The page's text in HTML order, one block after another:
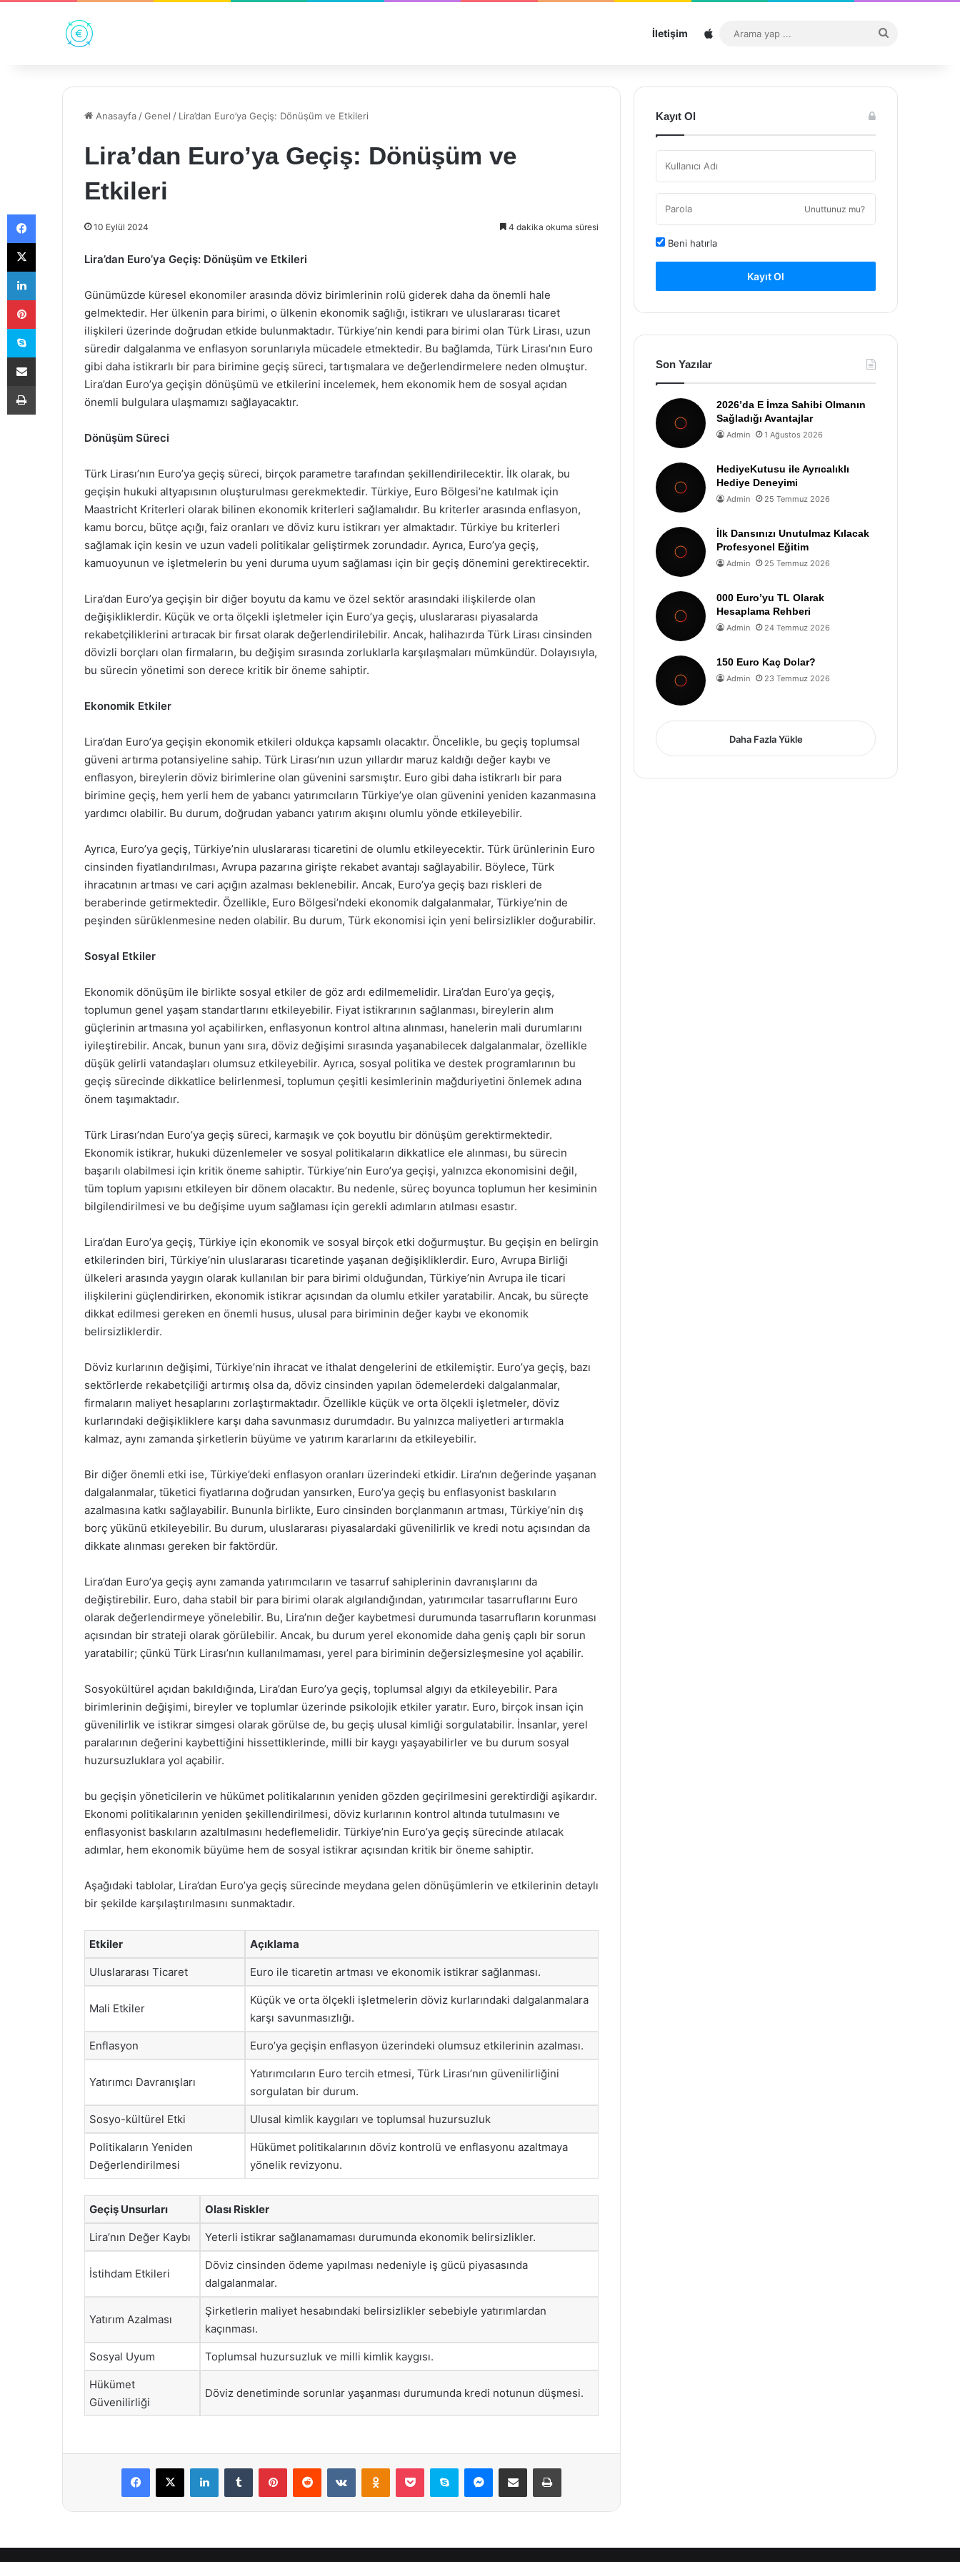
İletişim Sitemap
...
Anasayfa /Genel / Lira’dan Euro’ya Geçiş: Dönüşüm ve Etkileri
Lira’dan Euro’ya Geçiş: Dönüşüm ve
Etkileri
10 Eylül 2024 4 dakika okuma süresi
Lira’dan Euro’ya Geçiş: Dönüşüm ve Etkileri
Günümüzde küresel ekonomiler arasında döviz birimlerinin rolü giderek daha da önemli hale
gelmektedir. Her ülkenin para birimi, o ülkenin ekonomik sağlığı, istikrarı ve uluslararası ticaret
ilişkileri üzerinde doğrudan etkide bulunmaktadır. Türkiye’nin kendi para birimi olan Türk Lirası, uzun
süredir dalgalanma ve enflasyon sorunlarıyla mücadele etmektedir. Bu bağlamda, Türk Lirası’nın Euro
gibi daha istikrarlı bir para birimine geçiş süreci, tartışmalara ve değerlendirmelere neden olmuştur.
Lira’dan Euro’ya geçişin dönüşümü ve etkilerini incelemek, hem ekonomik hem de sosyal açıdan
önemli bulgulara ulaşmamızı sağlayacaktır.
Dönüşüm Süreci
Türk Lirası’nın Euro’ya geçiş süreci, birçok parametre tarafından şekillendirilecektir. İlk olarak, bu
geçişin hukuki altyapısının oluşturulması gerekmektedir. Türkiye, Euro Bölgesi’ne katılmak için
Maastricht Kriterleri olarak bilinen ekonomik kriterleri sağlamalıdır. Bu kriterler arasında enflasyon,
kamu borcu, bütçe açığı, faiz oranları ve döviz kuru istikrarı yer almaktadır. Türkiye bu kriterleri
sağlamak için kesin ve uzun vadeli politikalar geliştirmek zorundadır. Ayrıca, Euro’ya geçiş,
kamuoyunun ve işletmelerin bu yeni duruma uyum sağlaması için bir geçiş dönemini gerektirecektir.
Lira’dan Euro’ya geçişin bir diğer boyutu da kamu ve özel sektör arasındaki ilişkilerde olan
değişikliklerdir. Küçük ve orta ölçekli işletmeler için Euro’ya geçiş, uluslararası piyasalarda
rekabetçiliklerini artıracak bir fırsat olarak değerlendirilebilir. Ancak, halihazırda Türk Lirası cinsinden
dövizli borçları olan firmaların, bu değişim sırasında zorluklarla karşılaşmaları mümkündür. Dolayısıyla,
bu sürecin yönetimi son derece kritik bir öneme sahiptir.
Ekonomik Etkiler
Lira’dan Euro’ya geçişin ekonomik etkileri oldukça kapsamlı olacaktır. Öncelikle, bu geçiş toplumsal
güveni artırma potansiyeline sahip. Türk Lirası’nın uzun yıllardır maruz kaldığı değer kaybı ve
enflasyon, bireylerin döviz birimlerine olan güvenini sarsmıştır. Euro gibi daha istikrarlı bir para
birimine geçiş, hem yerli hem de yabancı yatırımcıların Türkiye’ye olan güvenini yeniden kazanmasına
yardımcı olabilir. Bu durum, doğrudan yabancı yatırım akışını olumlu yönde etkileyebilir.
Ayrıca, Euro’ya geçiş, Türkiye’nin uluslararası ticaretini de olumlu etkileyecektir. Türk ürünlerinin Euro
cinsinden fiyatlandırılması, Avrupa pazarına girişte rekabet avantajı sağlayabilir. Böylece, Türk
ihracatının artması ve cari açığın azalması beklenebilir. Ancak, Euro’ya geçiş bazı riskleri de
beraberinde getirmektedir. Özellikle, Euro Bölgesi’ndeki ekonomik dalgalanmalar, Türkiye’nin de
peşinden sürüklenmesine neden olabilir. Bu durum, Türk ekonomisi için yeni belirsizlikler doğurabilir.
Sosyal Etkiler
Ekonomik dönüşüm ile birlikte sosyal etkiler de göz ardı edilmemelidir. Lira’dan Euro’ya geçiş,
toplumun genel yaşam standartlarını etkileyebilir. Fiyat istikrarının sağlanması, bireylerin alım
güçlerinin artmasına yol açabilirken, enflasyonun kontrol altına alınması, hanelerin mali durumlarını
iyileştirebilir. Ancak, bunun yanı sıra, döviz değişimi sırasında yaşanabilecek dalgalanmalar, özellikle
düşük gelirli vatandaşları olumsuz etkileyebilir. Ayrıca, sosyal politika ve destek programlarının bu
geçiş sürecinde dikkatlice belirlenmesi, toplumun çeşitli kesimlerinin mağduriyetini önlemek adına
önem taşımaktadır.
Türk Lirası’ndan Euro’ya geçiş süreci, karmaşık ve çok boyutlu bir dönüşüm gerektirmektedir.
Ekonomik istikrar, hukuki düzenlemeler ve sosyal politikaların dikkatlice ele alınması, bu sürecin
başarılı olabilmesi için kritik öneme sahiptir. Türkiye’nin Euro’ya geçişi, yalnızca ekonomisini değil,
tüm toplum yapısını etkileyen bir dönem olacaktır. Bu nedenle, süreç boyunca toplumun her kesiminin
bilgilendirilmesi ve bu değişime uyum sağlaması için gerekli adımların atılması esastır.
Lira’dan Euro’ya geçiş, Türkiye için ekonomik ve sosyal birçok etki doğurmuştur. Bu geçişin en belirgin
etkilerinden biri, Türkiye’nin uluslararası ticaretinde yaşanan değişikliklerdir. Euro, Avrupa Birliği
ülkeleri arasında yaygın olarak kullanılan bir para birimi olduğundan, Türkiye’nin Avrupa ile ticari
ilişkilerini güçlendirirken, ekonomik istikrar açısından da olumlu etkiler yaratabilir. Ancak, bu süreçte
dikkat edilmesi gereken en önemli husus, ulusal para biriminin değer kaybı ve ekonomik
belirsizliklerdir.
Döviz kurlarının değişimi, Türkiye’nin ihracat ve ithalat dengelerini de etkilemiştir. Euro’ya geçiş, bazı
sektörlerde rekabetçiliği artırmış olsa da, döviz cinsinden yapılan ödemelerdeki dalgalanmalar,
firmaların maliyet hesaplarını zorlaştırmaktadır. Özellikle küçük ve orta ölçekli işletmeler, döviz
kurlarındaki değişikliklere karşı daha savunmasız durumdadır. Bu yalnızca maliyetleri artırmakla
kalmaz, aynı zamanda şirketlerin büyüme ve yatırım kararlarını da etkileyebilir.
Bir diğer önemli etki ise, Türkiye’deki enflasyon oranları üzerindeki etkidir. Lira’nın değerinde yaşanan
dalgalanmalar, tüketici fiyatlarına doğrudan yansırken, Euro’ya geçiş bu enflasyonist baskıların
azalmasına katkı sağlayabilir. Bununla birlikte, Euro cinsinden borçlanmanın artması, Türkiye’nin dış
borç yükünü etkileyebilir. Bu durum, uluslararası piyasalardaki güvenilirlik ve kredi notu açısından da
dikkate alınması gereken bir faktördür.
Lira’dan Euro’ya geçiş aynı zamanda yatırımcıların ve tasarruf sahiplerinin davranışlarını da
değiştirebilir. Euro, daha stabil bir para birimi olarak algılandığından, yatırımcılar tasarruflarını Euro
olarak değerlendirmeye yönelebilir. Bu, Lira’nın değer kaybetmesi durumunda tasarrufların korunması
açısından bir strateji olarak görülebilir. Ancak, bu durum yerel ekonomide daha geniş çaplı bir sorun
yaratabilir; çünkü Türk Lirası’nın kullanılmaması, yerel para biriminin değersizleşmesine yol açabilir.
Sosyokültürel açıdan bakıldığında, Lira’dan Euro’ya geçiş, toplumsal algıyı da etkileyebilir. Para
birimlerinin değişimi, bireyler ve toplumlar üzerinde psikolojik etkiler yaratır. Euro, birçok insan için
güvenilirlik ve istikrar simgesi olarak görülse de, bu geçiş ulusal kimliği sorgulatabilir. İnsanlar, yerel
paralarının değerini kaybettiğini hissettiklerinde, milli bir kaygı yaşayabilirler ve bu durum sosyal
huzursuzluklara yol açabilir.
bu geçişin yöneticilerin ve hükümet politikalarının yeniden gözden geçirilmesini gerektirdiği aşikardır.
Ekonomi politikalarının yeniden şekillendirilmesi, döviz kurlarının kontrol altında tutulmasını ve
enflasyonist baskıların azaltılmasını hedeflemelidir. Türkiye’nin Euro’ya geçiş sürecinde atılacak
adımlar, hem ekonomik büyüme hem de sosyal istikrar açısından kritik bir öneme sahiptir.
Aşağıdaki tablolar, Lira’dan Euro’ya geçiş sürecinde meydana gelen dönüşümlerin ve etkilerinin detaylı
bir şekilde karşılaştırılmasını sunmaktadır.
Etkiler Açıklama
Uluslararası Ticaret Euro ile ticaretin artması ve ekonomik istikrar sağlanması.
Mali Etkiler
Küçük ve orta ölçekli işletmelerin döviz kurlarındaki dalgalanmalara
karşı savunmasızlığı.
Enflasyon Euro’ya geçişin enflasyon üzerindeki olumsuz etkilerinin azalması.
Yatırımcı Davranışları
Yatırımcıların Euro tercih etmesi, Türk Lirası’nın güvenilirliğini
sorgulatan bir durum.
Sosyo-kültürel Etki Ulusal kimlik kaygıları ve toplumsal huzursuzluk
Politikaların Yeniden
Değerlendirilmesi
Hükümet politikalarının döviz kontrolü ve enflasyonu azaltmaya
yönelik revizyonu.
Geçiş Unsurları Olası Riskler
Lira’nın Değer Kaybı Yeterli istikrar sağlanamaması durumunda ekonomik belirsizlikler.
İstihdam Etkileri
Döviz cinsinden ödeme yapılması nedeniyle iş gücü piyasasında
dalgalanmalar.
Yatırım Azalması
Şirketlerin maliyet hesabındaki belirsizlikler sebebiyle yatırımlardan
kaçınması.
Sosyal Uyum Toplumsal huzursuzluk ve milli kimlik kaygısı.
Hükümet
Güvenilirliği
Döviz denetiminde sorunlar yaşanması durumunda kredi notunun düşmesi.
Facebook
X LinkedInTumblr PinterestReddit VKontakteOdnoklassniki
Pocket Skype Messenger
E-Posta ile paylaş Yazdır
Kayıt Ol
Unuttunuz mu?
Beni hatırla
Kayıt Ol
Son Yazılar
2026’da E İmza Sahibi Olmanın
Sağladığı Avantajlar
Admin 1 Ağustos 2026
HediyeKutusu ile Ayrıcalıklı
Hediye Deneyimi
Admin 25 Temmuz 2026
İlk Dansınızı Unutulmaz Kılacak
Profesyonel Eğitim
Admin 25 Temmuz 2026
000 Euro’yu TL Olarak
Hesaplama Rehberi
Admin 24 Temmuz 2026
150 Euro Kaç Dolar?
Admin 23 Temmuz 2026
Daha Fazla Yükle
Facebook
X
LinkedIn
Pinterest
Skype
E-Posta ile paylaş